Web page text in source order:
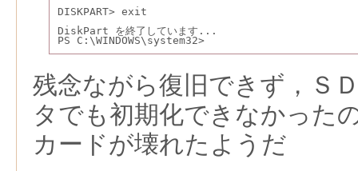
DISKPART> exit
DiskPart を終了しています...
PS C:\WINDOWS\system32>
残念ながら復旧できず，Ｓ
タでも初期化できなかった
カードが壊れたようだ